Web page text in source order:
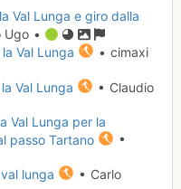
Val Lunga e giro dalla
Ugo •
Val Lunga
• cimaxi
Val Lunga
• Claudio
Val Lunga per la
passo Tartano
•
lunga
• Carlo